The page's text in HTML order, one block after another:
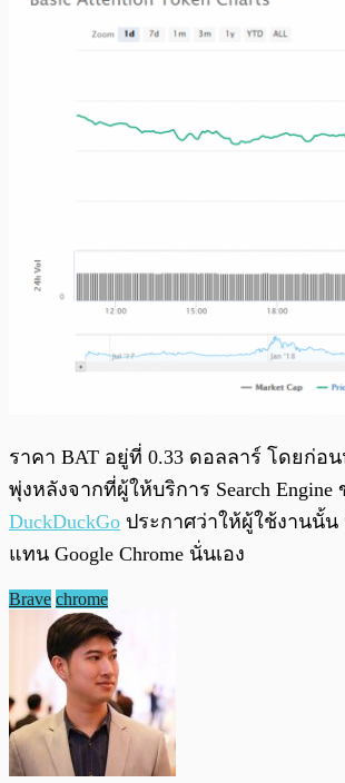
ราคา BAT อยู่ที่ 0.33 ดอลลาร์ โดยก่อ
พุ่งหลังจากที่ผู้ให้บริการ Search
DuckDuckGo ประกาศว่าให้ผู้ใช้งานนั้น
แทน Google Chrome นั่นเอง
Brave chrome